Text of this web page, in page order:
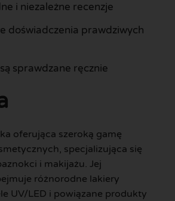
i niezależne recenzje
doświadczenia prawdziwych
sprawdzane ręcznie
oferująca szeroką gamę
specjalizująca się
i makijażu. Jej
różnorodne lakiery
UV/LED i powiązane produkty